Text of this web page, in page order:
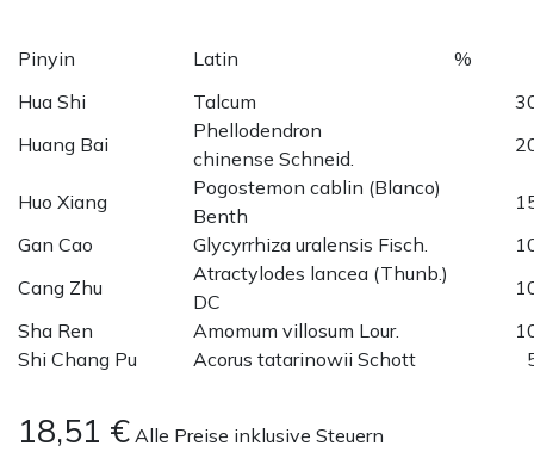
Pinyin Latin
%
Hua Shi
Talcum
Huang Bai
Phellodendron
chinense Schneid.
Huo Xiang
Pogostemon cablin (Blanco)
Benth
Gan Cao
Glycyrrhiza uralensis Fisch.
Cang Zhu
Atractylodes lancea (Thunb.)
DC
Sha Ren
Amomum villosum Lour.
Shi Chang Pu
Acorus tatarinowii Schott
18,51 € Alle Preise inklusive Steuern